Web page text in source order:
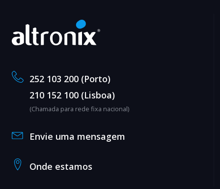
252 103 200 (Porto)
210 152 100 (Lisboa)
(Chamada para rede fixa nacional)
Envie uma mensagem
Onde estamos